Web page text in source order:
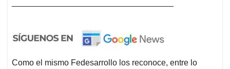
Como el mismo Fedesarrollo los reconoce, entre lo